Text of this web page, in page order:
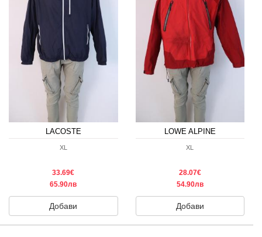
LACOSTE
XL
33.69€
65.90лв
Добави
LOWE ALPINE
XL
28.07€
54.90лв
Добави